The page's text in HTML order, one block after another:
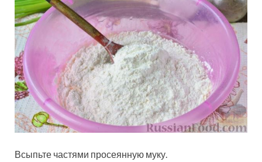
Всыпьте частями просеянную муку.